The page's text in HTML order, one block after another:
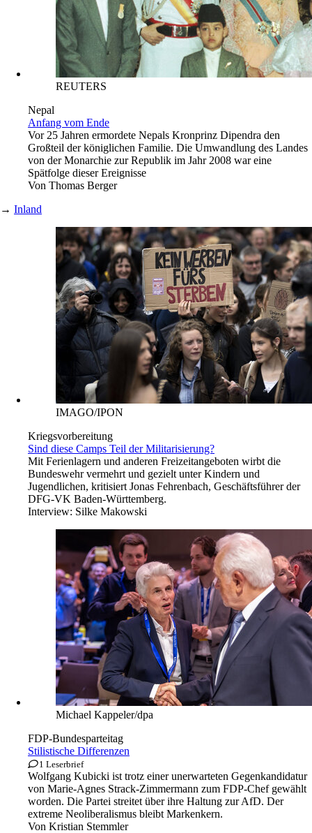
REUTERS
Nepal
Anfang vom Ende
Vor 25 Jahren ermordete Nepals Kronprinz Dipendra den
Großteil der königlichen Familie. Die Umwandlung des Landes
von der Monarchie zur Republik im Jahr 2008 war eine
Spätfolge dieser Ereignisse
Von Thomas Berger
→ Inland
IMAGO/IPON
Kriegsvorbereitung
Sind diese Camps Teil der Militarisierung?
Mit Ferienlagern und anderen Freizeitangeboten wirbt die
Bundeswehr vermehrt und gezielt unter Kindern und
Jugendlichen, kritisiert Jonas Fehrenbach, Geschäftsführer der
DFG-VK Baden-Württemberg.
Interview: Silke Makowski
Michael Kappeler/dpa
FDP-Bundesparteitag
Stilistische Differenzen
1 Leserbrief
Wolfgang Kubicki ist trotz einer unerwarteten Gegenkandidatur
von Marie-Agnes Strack-Zimmermann zum FDP-Chef gewählt
worden. Die Partei streitet über ihre Haltung zur AfD. Der
extreme Neoliberalismus bleibt Markenkern.
Von Kristian Stemmler